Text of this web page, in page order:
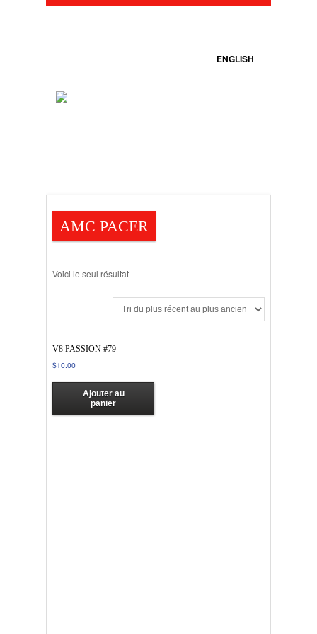
ENGLISH
AMC PACER
Voici le seul résultat
V8 PASSION #79
$10.00
Ajouter au
panier